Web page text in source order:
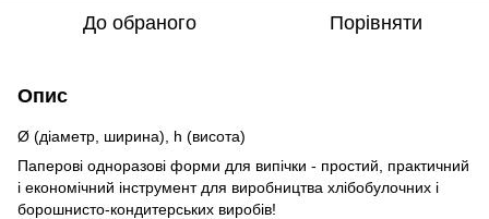
До обраного Порівняти
Опис
Ø (діаметр, ширина), h (висота)
Паперові одноразові форми для випічки - простий, практичний
і економічний інструмент для виробництва хлібобулочних і
борошнисто-кондитерських виробів!